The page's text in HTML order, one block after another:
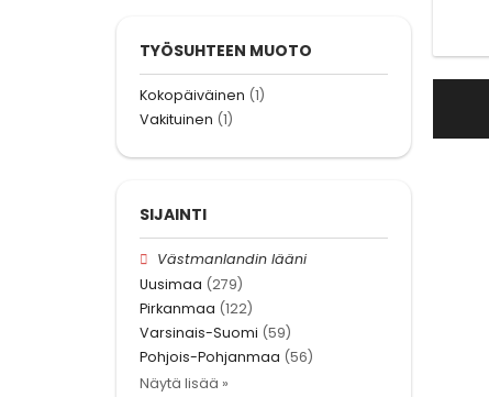
TYÖSUHTEEN MUOTO
Kokopäiväinen (1)
Vakituinen (1)
SIJAINTI
Västmanlandin lääni
Uusimaa (279)
Pirkanmaa (122)
Varsinais-Suomi (59)
Pohjois-Pohjanmaa (56)
Näytä lisää »